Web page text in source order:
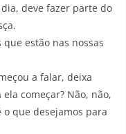
deve fazer parte do
estão nas nossas
a falar, deixa
começar? Não, não,
o que desejamos para